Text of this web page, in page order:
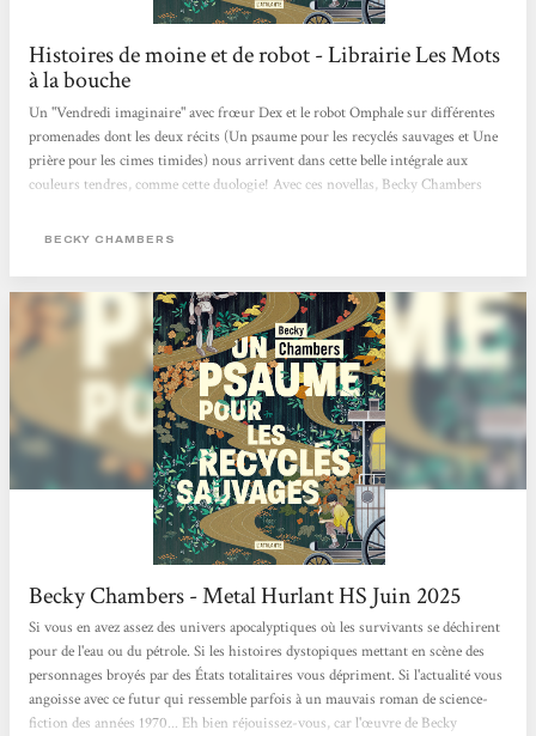
Histoires de moine et de robot - Librairie Les Mots
à la bouche
Un "Vendredi imaginaire" avec frœur Dex et le robot Omphale sur différentes
promenades dont les deux récits (Un psaume pour les recyclés sauvages et Une
prière pour les cimes timides) nous arrivent dans cette belle intégrale aux
couleurs tendres, comme cette duologie! Avec ces novellas, Becky Chambers
mélancoliques, notre lien au vivant (synthétique ou organique) et ce dont nous
Surgers, ces "Histoires de moine et de robot" sont publiés aux éditions
L'Atalante qui...
BECKY CHAMBERS
Becky Chambers - Metal Hurlant HS Juin 2025
Si vous en avez assez des univers apocalyptiques où les survivants se déchirent
pour de l'eau ou du pétrole. Si les histoires dystopiques mettant en scène des
personnages broyés par des États totalitaires vous dépriment. Si l'actualité vous
angoisse avec ce futur qui ressemble parfois à un mauvais roman de science-
fiction des années 1970... Eh bien réjouissez-vous, car l'œuvre de Becky